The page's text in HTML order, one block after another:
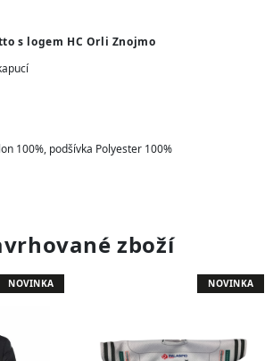
s logem HC Orli Znojmo
100%, podšívka Polyester 100%
zboží
NOVINKA NOVINKA